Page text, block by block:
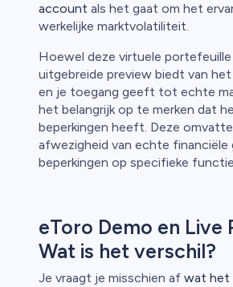
account als het gaat om het
werkelijke marktvolatiliteit.
Hoewel deze virtuele portefeuille
uitgebreide preview biedt van
en je toegang geeft tot echte
het belangrijk op te merken dat
beperkingen heeft. Deze
afwezigheid van echte financiële
beperkingen op specifieke
eToro Demo en Live
Wat is het verschil?
Je vraagt je misschien af wat het